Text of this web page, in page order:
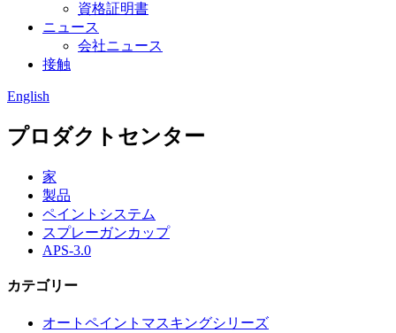
資格証明書
ニュース
会社ニュース
接触
English
プロダクトセンター
家
製品
ペイントシステム
スプレーガンカップ
APS-3.0
カテゴリー
オートペイントマスキングシリーズ